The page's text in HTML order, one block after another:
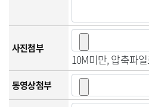
사진첨부
10M미만, 압축파
동영상첨부